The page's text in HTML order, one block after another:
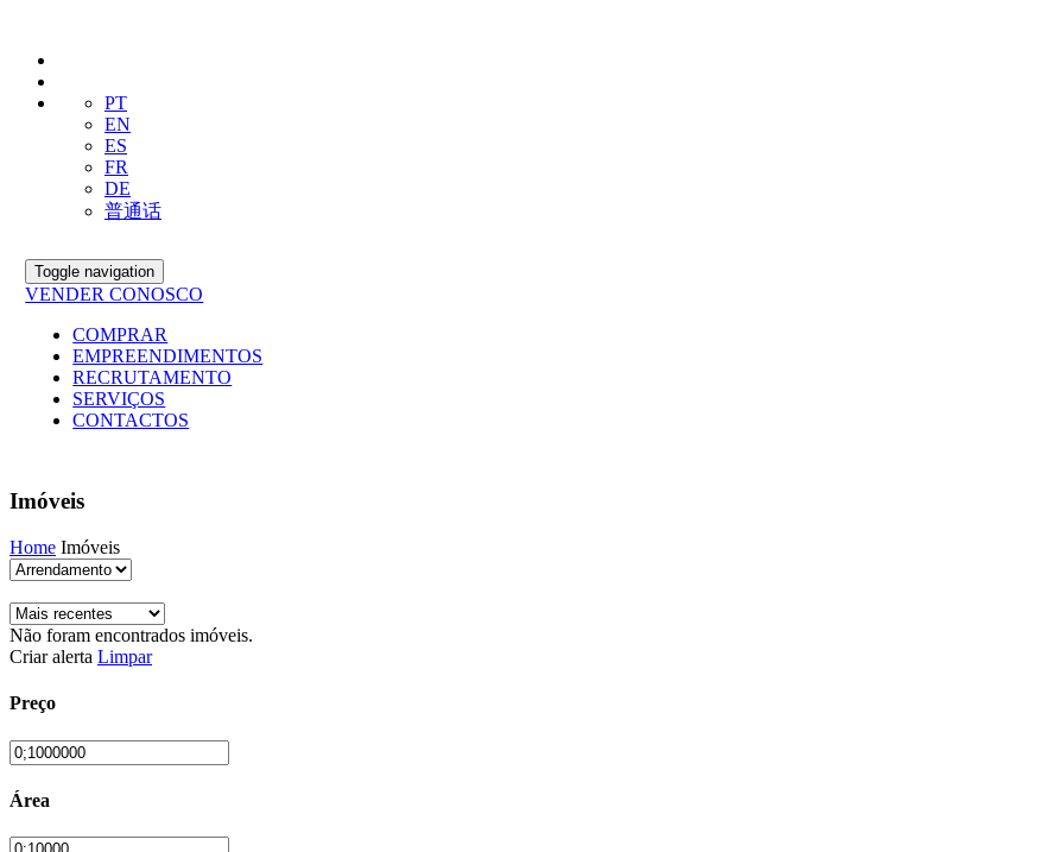
PT
EN
ES
FR
DE
普通话
Toggle navigation
VENDER CONOSCO
COMPRAR
EMPREENDIMENTOS
RECRUTAMENTO
SERVIÇOS
CONTACTOS
Imóveis
Home Imóveis
Não foram encontrados imóveis.
Criar alerta Limpar
Preço
Área